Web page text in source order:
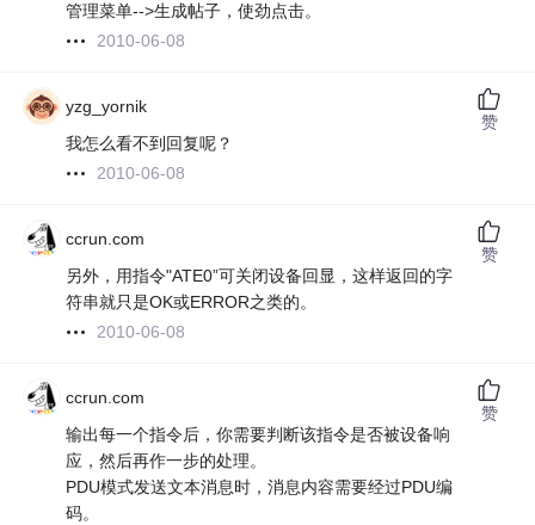
管理菜单-->生成帖子，使劲点击。
2010-06-08
yzg_yornik
我怎么看不到回复呢？
2010-06-08
赞
ccrun.com
另外，用指令"ATE0”可关闭设备回显，这样返回的字
符串就只是OK或ERROR之类的。
2010-06-08
赞
ccrun.com
输出每一个指令后，你需要判断该指令是否被设备响
应，然后再作一步的处理。
PDU模式发送文本消息时，消息内容需要经过PDU编
码。
赞